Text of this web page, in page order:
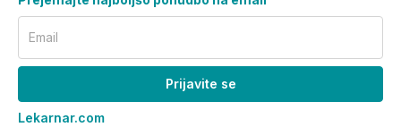
Email
Prijavite se
Lekarnar.com